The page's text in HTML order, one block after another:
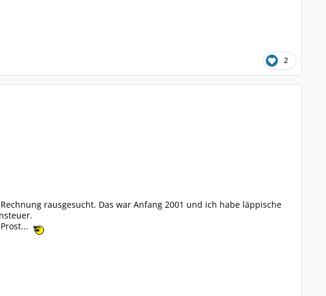
2
rausgesucht. Das war Anfang 2001 und ich habe läppische